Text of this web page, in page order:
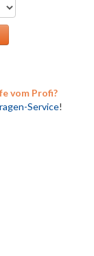
vom Profi?
Service!